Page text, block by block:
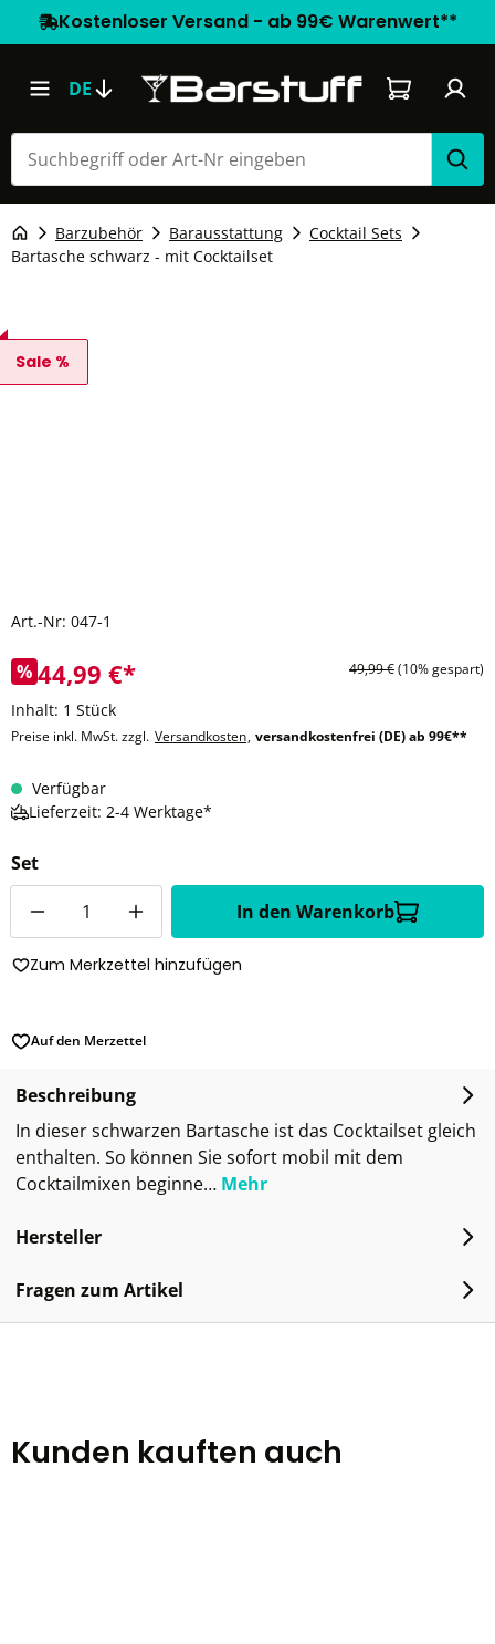
Kostenloser Versand - ab 99€ Warenwert**
DE Warenkorb
Barzubehör Barausstattung
Cocktail Sets
Bartasche schwarz - mit Cocktailset
Sale %
Art.-Nr: 047-1
% 44,99 €* 49,99 €(10% gespart)
Inhalt: 1 Stück
Preise inkl. MwSt. zzgl. Versandkosten, versandkostenfrei (DE) ab 99€**
Verfügbar
Lieferzeit: 2-4 Werktage*
Set
In den Warenkorb
Zum Merkzettel hinzufügen
Auf den Merzettel
Beschreibung
In dieser schwarzen Bartasche ist das Cocktailset gleich
enthalten. So können Sie sofort mobil mit dem
Cocktailmixen beginne… Mehr
Hersteller
Fragen zum Artikel
Kunden kauften auch